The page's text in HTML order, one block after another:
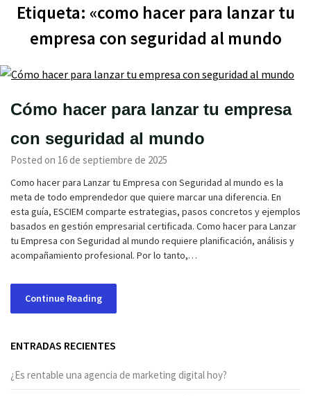
Etiqueta: «como hacer para lanzar tu
empresa con seguridad al mundo
Cómo hacer para lanzar tu empresa
con seguridad al mundo
Posted on 16 de septiembre de 2025
Como hacer para Lanzar tu Empresa con Seguridad al mundo es la
meta de todo emprendedor que quiere marcar una diferencia. En
esta guía, ESCIEM comparte estrategias, pasos concretos y ejemplos
basados en gestión empresarial certificada. Como hacer para Lanzar
tu Empresa con Seguridad al mundo requiere planificación, análisis y
acompañamiento profesional. Por lo tanto,…
Continue Reading
ENTRADAS RECIENTES
¿Es rentable una agencia de marketing digital hoy?